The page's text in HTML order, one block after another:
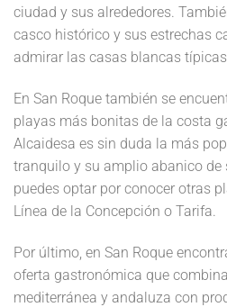
ciudad y sus alrededores.
casco histórico y sus estrechas
admirar las casas blancas
En San Roque también se
playas más bonitas de la costa
Alcaidesa es sin duda la más
tranquilo y su amplio abanico de
puedes optar por conocer otras
Línea de la Concepción o Tarifa.
Por último, en San Roque
oferta gastronómica que
mediterránea y andaluza con